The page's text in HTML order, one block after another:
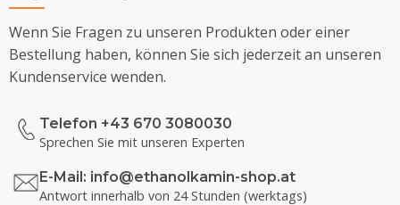
Wenn Sie Fragen zu unseren Produkten oder einer
Bestellung haben, können Sie sich jederzeit an unseren
Kundenservice wenden.
Telefon +43 670 3080030
Sprechen Sie mit unseren Experten
E-Mail: info@ethanolkamin-shop.at
Antwort innerhalb von 24 Stunden (werktags)